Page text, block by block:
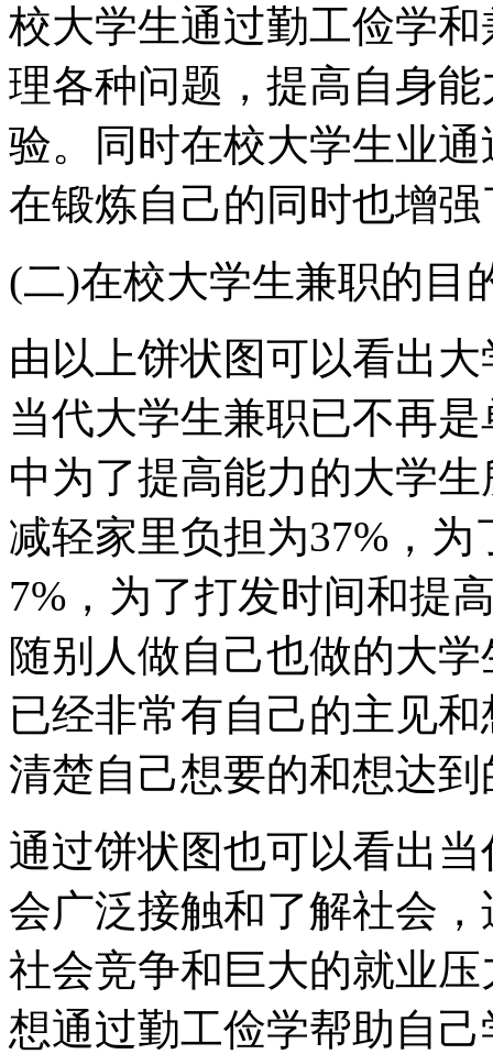
校大学生通过勤工俭学
理各种问题，提高自身
验。同时在校大学生业
在锻炼自己的同时也增
(二)在校大学生兼职的目
由以上饼状图可以看出
当代大学生兼职已不再
中为了提高能力的大学
减轻家里负担为37%，
7%，为了打发时间和提
随别人做自己也做的大
已经非常有自己的主见
清楚自己想要的和想达
通过饼状图也可以看出
会广泛接触和了解社会
社会竞争和巨大的就业
想通过勤工俭学帮助自